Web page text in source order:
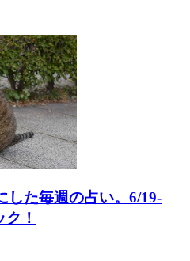
した毎週の占い。6/19-
！